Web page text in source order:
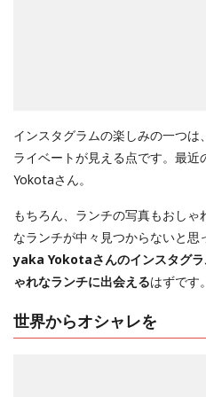
インスタグラムの楽しみの一つ
ライベートが見える点です。最
Yokotaさん。
もちろん、ランチの写真もおし
なランチが中々見つからないと思
yaka Yokotaさんのインスタグラ
ゃれなランチに出会えるはずです。
世界からオシャレを